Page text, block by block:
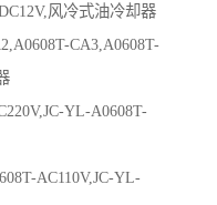
风冷式油冷却器
CA3,A0608T-
YL-A0608T-
AC110V,JC-YL-